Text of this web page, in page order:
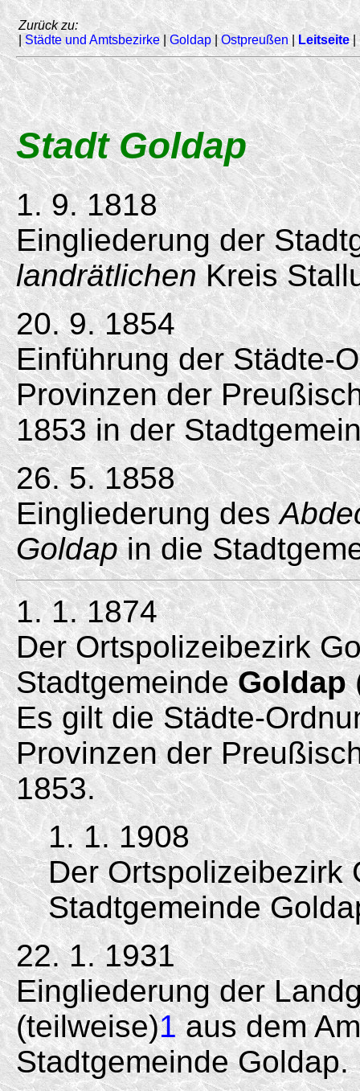
Zurück zu:
| Städte und Amtsbezirke|Goldap|Ostpreußen| Leitseite|
Stadt Goldap
1. 9. 1818
Eingliederung der
landrätlichenKreis
20. 9. 1854
Einführung der Städte-
Provinzen der
1853 in der
26. 5. 1858
Eingliederung des
Goldapin die
1. 1. 1874
Der Ortspolizeibezirk
StadtgemeindeGoldap
Es gilt die Städte-
Provinzen der
1853.
1. 1. 1908
Der Ortspolizeibezirk
Stadtgemeinde
22. 1. 1931
Eingliederung der
(teilweise)1aus dem
Stadtgemeinde Goldap.